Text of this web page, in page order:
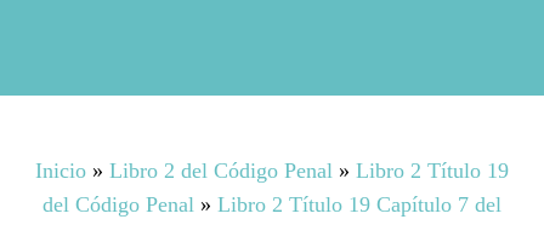
Inicio » Libro 2 del Código Penal » Libro 2 Título 19
del Código Penal » Libro 2 Título 19 Capítulo 7 del